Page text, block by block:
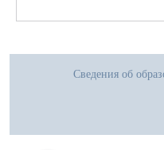
Сведения об